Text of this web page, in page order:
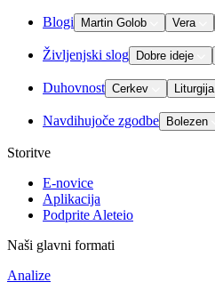
Blogi Martin Golob Vera
Življenjski slog Dobre ideje
Duhovnost Cerkev Liturgija
Navdihujoče zgodbe Bolezen
Storitve
E-novice
Aplikacija
Podprite Aleteio
Naši glavni formati
Analize